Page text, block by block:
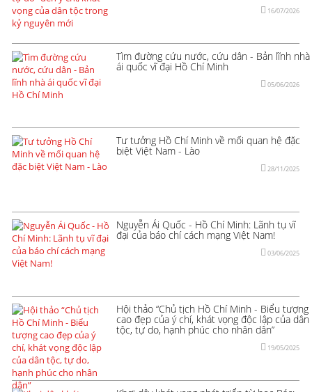
16/07/2026
Tìm đường cứu nước, cứu dân - Bản lĩnh nhà
ái quốc vĩ đại Hồ Chí Minh
05/06/2026
Tư tưởng Hồ Chí Minh về mối quan hệ đặc
biệt Việt Nam - Lào
28/11/2025
Nguyễn Ái Quốc - Hồ Chí Minh: Lãnh tụ vĩ
đại của báo chí cách mạng Việt Nam!
03/06/2025
Hội thảo “Chủ tịch Hồ Chí Minh - Biểu tượng
cao đẹp của ý chí, khát vọng độc lập của dân
tộc, tự do, hạnh phúc cho nhân dân”
19/05/2025